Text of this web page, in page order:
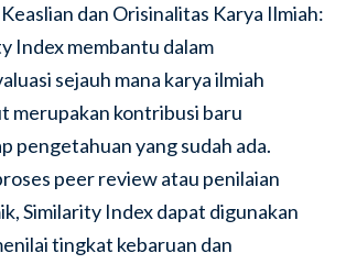
dan Orisinalitas Karya Ilmiah:
Index membantu dalam
sejauh mana karya ilmiah
merupakan kontribusi baru
pengetahuan yang sudah ada.
peer review atau penilaian
Similarity Index dapat digunakan
tingkat kebaruan dan